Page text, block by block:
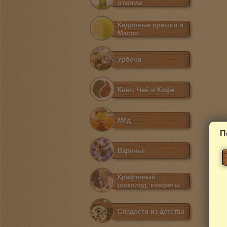
отжима
Кедровые орешки и
Масло
Урбечи
Квас, Чай и Кофе
Мёд
Варенье
Крафтовый
шоколад, конфеты
Сладости из детства